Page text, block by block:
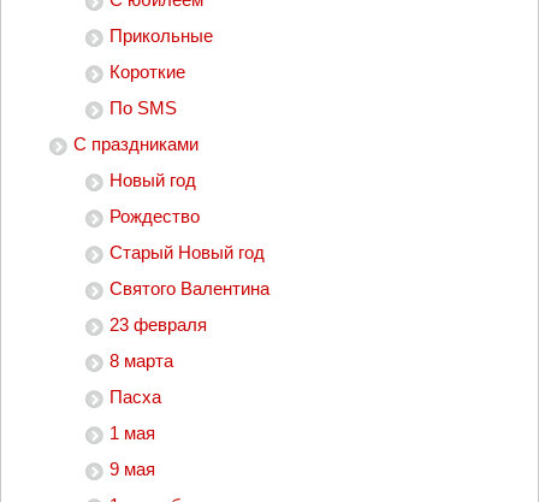
Прикольные
Короткие
По SMS
С праздниками
Новый год
Рождество
Старый Новый год
Святого Валентина
23 февраля
8 марта
Пасха
1 мая
9 мая